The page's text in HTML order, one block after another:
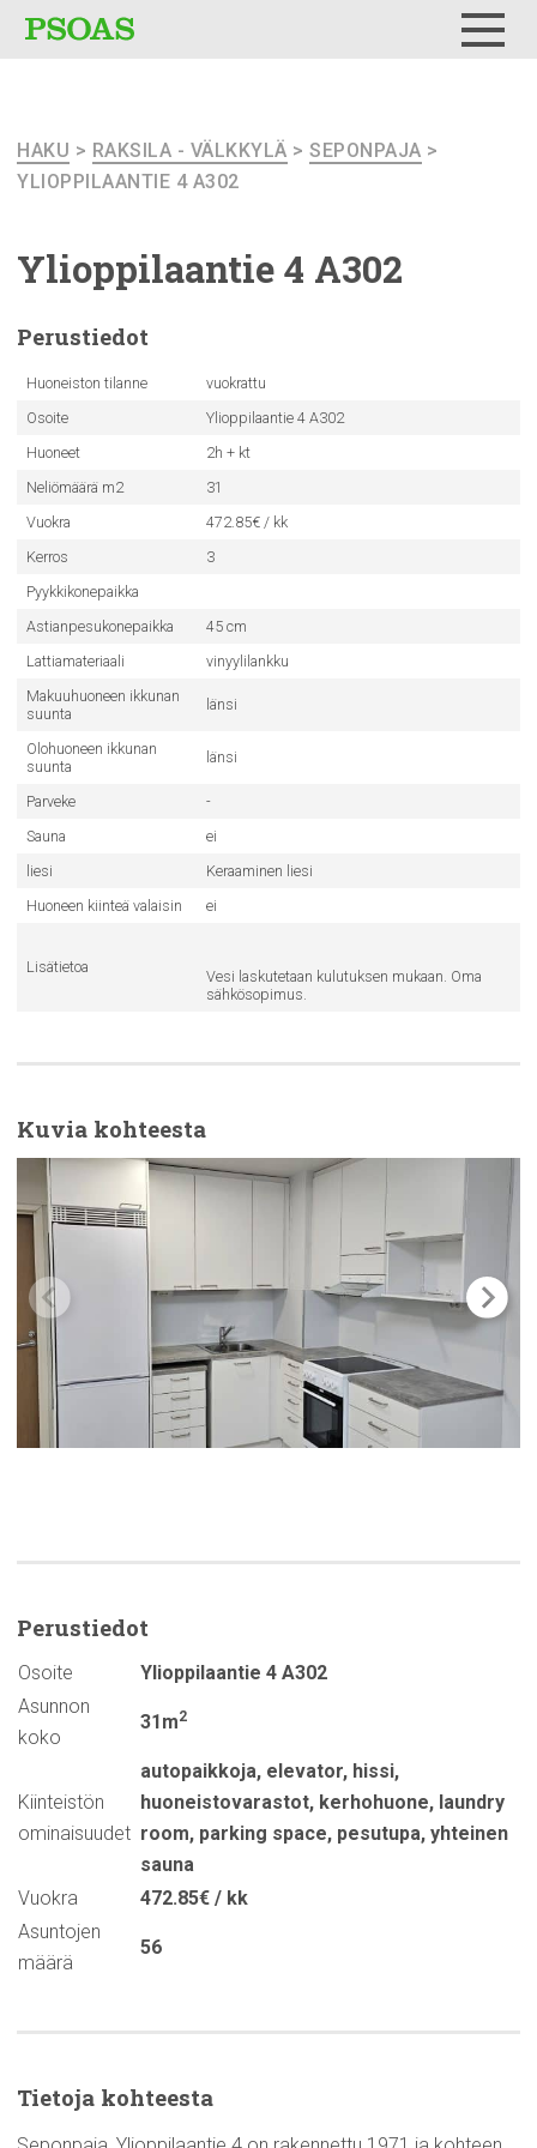
HAKU > RAKSILA - VÄLKKYLÄ > SEPONPAJA >
YLIOPPILAANTIE 4 A302
Ylioppilaantie 4 A302
Perustiedot
Huoneiston tilanne
vuokrattu
Osoite
Ylioppilaantie 4 A302
Huoneet
2h + kt
Neliömäärä m2
31
Vuokra
472.85€ / kk
Kerros
3
Pyykkikonepaikka
Astianpesukonepaikka
45 cm
Lattiamateriaali
vinyylilankku
Makuuhuoneen ikkunan
suunta
länsi
Olohuoneen ikkunan
suunta
länsi
Parveke
-
Sauna
ei
liesi
Keraaminen liesi
Huoneen kiinteä valaisin
ei
Lisätietoa
Vesi laskutetaan kulutuksen mukaan. Oma
sähkösopimus.
Kuvia kohteesta
Perustiedot
Osoite
Ylioppilaantie 4 A302
Asunnon
koko
31m2
Kiinteistön
ominaisuudet
autopaikkoja, elevator, hissi,
huoneistovarastot, kerhohuone, laundry
room, parking space, pesutupa, yhteinen
sauna
Vuokra
472.85€ / kk
Asuntojen
määrä
56
Tietoja kohteesta